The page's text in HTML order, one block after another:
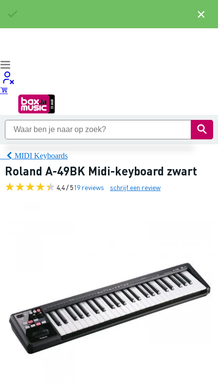
MIDI Keyboards
Roland A-49BK Midi-keyboard zwart
4,4 / 519 reviews schrijf een review
×